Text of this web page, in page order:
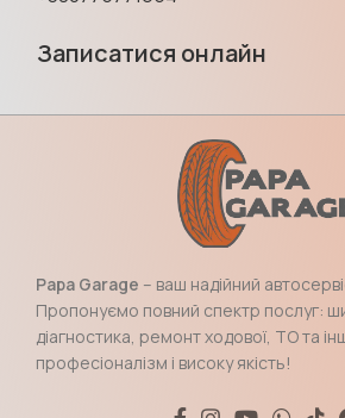
Записатися онлайн
Papa Garage – ваш надійний
Пропонуємо повний спектр послуг:
діагностика, ремонт ходової, ТО та
професіоналізм і високу якість!